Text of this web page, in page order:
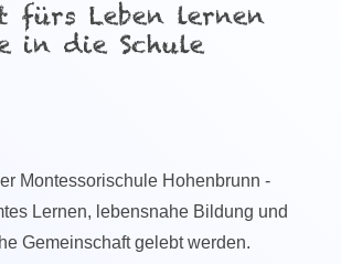
fürs Leben lernen
in die Schule
Montessorischule Hohenbrunn -
Lernen, lebensnahe Bildung und
Gemeinschaft gelebt werden.